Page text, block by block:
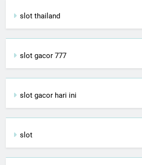
slot thailand
slot gacor 777
slot gacor hari ini
slot